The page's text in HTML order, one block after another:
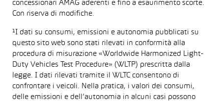
concessionari AMAG aderenti e fino a esaurimento scorte.
Con riserva di modifiche.
¹I dati su consumi, emissioni e autonomia pubblicati su
questo sito web sono stati rilevati in conformità alla
procedura di misurazione «Worldwide Harmonized Light-
Duty Vehicles Test Procedure» (WLTP) prescritta dalla
legge. I dati rilevati tramite il WLTC consentono di
confrontare i veicoli. Nella pratica, i valori dei consumi,
delle emissioni e dell’autonomia in alcuni casi possono